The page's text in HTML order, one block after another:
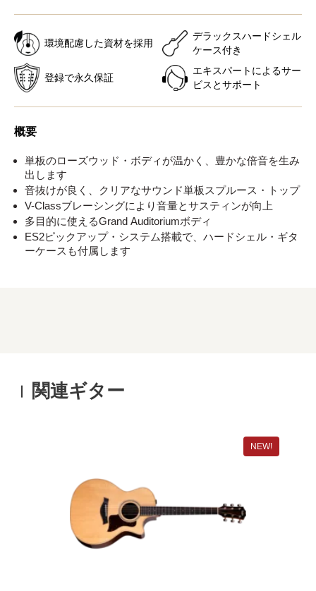
環境配慮した資材を採用
デラックスハードシェル
ケース付き
登録で永久保証
エキスパートによるサー
ビスとサポート
概要
単板のローズウッド・ボディが温かく、豊かな倍音を生み
出します
音抜けが良く、クリアなサウンド単板スプルース・トップ
V-Classブレーシングにより音量とサスティンが向上
多目的に使えるGrand Auditoriumボディ
ES2ピックアップ・システム搭載で、ハードシェル・ギタ
ーケースも付属します
関連ギター
NEW!